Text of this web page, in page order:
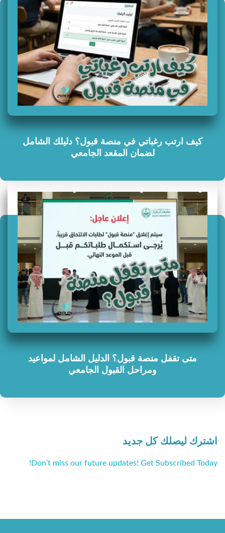
كيف ارتب رغباتي في منصة قبول؟ دليلك الشامل
لضمان المقعد الجامعي
متى تقفل منصة قبول؟ الدليل الشامل لمواعيد
ومراحل القبول الجامعي
اشترك ليصلك كل جديد
Don’t miss our future updates! Get Subscribed Today!